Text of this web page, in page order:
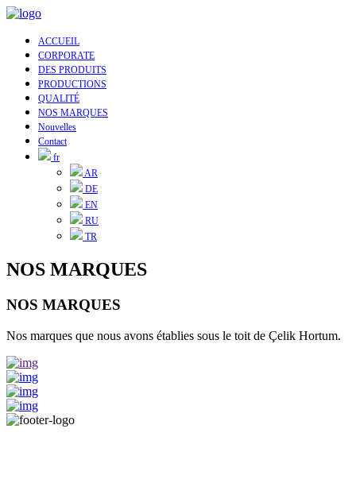
ACCUEIL
CORPORATE
DES PRODUITS
PRODUCTIONS
QUALITÉ
NOS MARQUES
Nouvelles
Contact
fr
AR
DE
EN
RU
TR
NOS MARQUES
NOS MARQUES
Nos marques que nous avons établies sous le toit de Çelik Hortum.